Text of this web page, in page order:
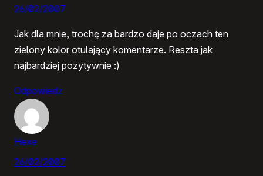
26/02/2007
Jak dla mnie, trochę za bardzo daje po oczach ten
zielony kolor otulający komentarze. Reszta jak
najbardziej pozytywnie :)
Odpowiedz
Hexe
26/02/2007